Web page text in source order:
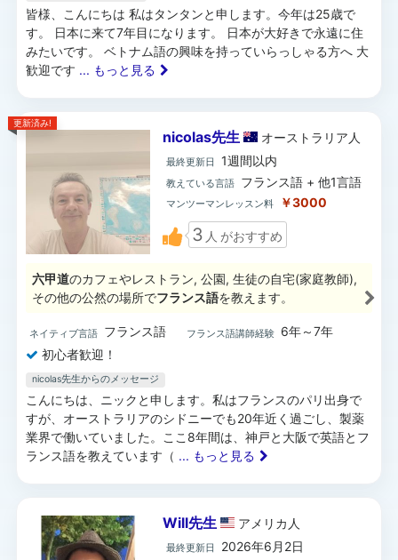
皆様、こんにちは 私はタンタンと申します。今年は25歳で
す。 日本に来て7年目になります。 日本が大好きで永遠に住
みたいです。 ベトナム語の興味を持っていらっしゃる方へ 大
歓迎です ... もっと見る
更新済み!
nicolas先生 オーストラリア 人
最終更新日 1週間以内
教えている言語 フランス語 + 他1言語
マンツーマンレッスン料 ￥3000
3 人 がおすすめ
六甲道のカフェやレストラン, 公園, 生徒の自宅(家庭教師),
その他の公然の場所でフランス語を教えます。
ネイティブ言語 フランス語 フランス語講師経験
6年～7年
初心者歓迎！
nicolas先生からのメッセージ
こんにちは、ニックと申します。私はフランスのパリ出身で
すが、オーストラリアのシドニーでも20年近く過ごし、製薬
業界で働いていました。ここ8年間は、神戸と大阪で英語とフ
ランス語を教えています（ ... もっと見る
Will先生 アメリカ 人
最終更新日 2026年6月2日